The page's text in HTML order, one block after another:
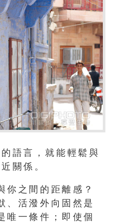
語言，就能輕鬆與
關係。
你之間的距離感？
、活潑外向固然是
唯一條件；即使個